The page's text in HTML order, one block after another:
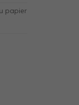
papier